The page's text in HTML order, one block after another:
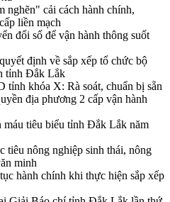
cải cách hành chính,
liền mạch
đổi số để vận hành thông suốt
định về sắp xếp tổ chức bộ
tỉnh Đắk Lắk
khóa X: Rà soát, chuẩn bị sẵn
địa phương 2 cấp vận hành
máu tiêu biểu tỉnh Đắk Lắk năm
tiêu nông nghiệp sinh thái, nông
minh
hành chính khi thực hiện sắp xếp